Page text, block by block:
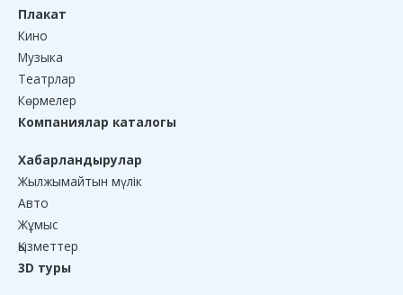
Плакат
Кино
Музыка
Театрлар
Көрмелер
Компаниялар каталогы
Хабарландырулар
Жылжымайтын мүлік
Авто
Жұмыс
Қызметтер
3D туры